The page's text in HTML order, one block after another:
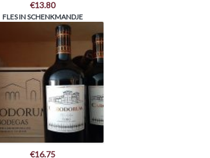
€13.80
FLES IN SCHENKMANDJE
€16.75